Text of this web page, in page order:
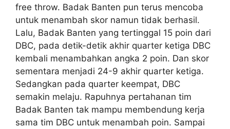
free throw. Badak Banten pun terus mencoba
untuk menambah skor namun tidak berhasil.
Lalu, Badak Banten yang tertinggal 15 poin dari
DBC, pada detik-detik akhir quarter ketiga DBC
kembali menambahkan angka 2 poin. Dan skor
sementara menjadi 24-9 akhir quarter ketiga.
Sedangkan pada quarter keempat, DBC
semakin melaju. Rapuhnya pertahanan tim
Badak Banten tak mampu membendung kerja
sama tim DBC untuk menambah poin. Sampai